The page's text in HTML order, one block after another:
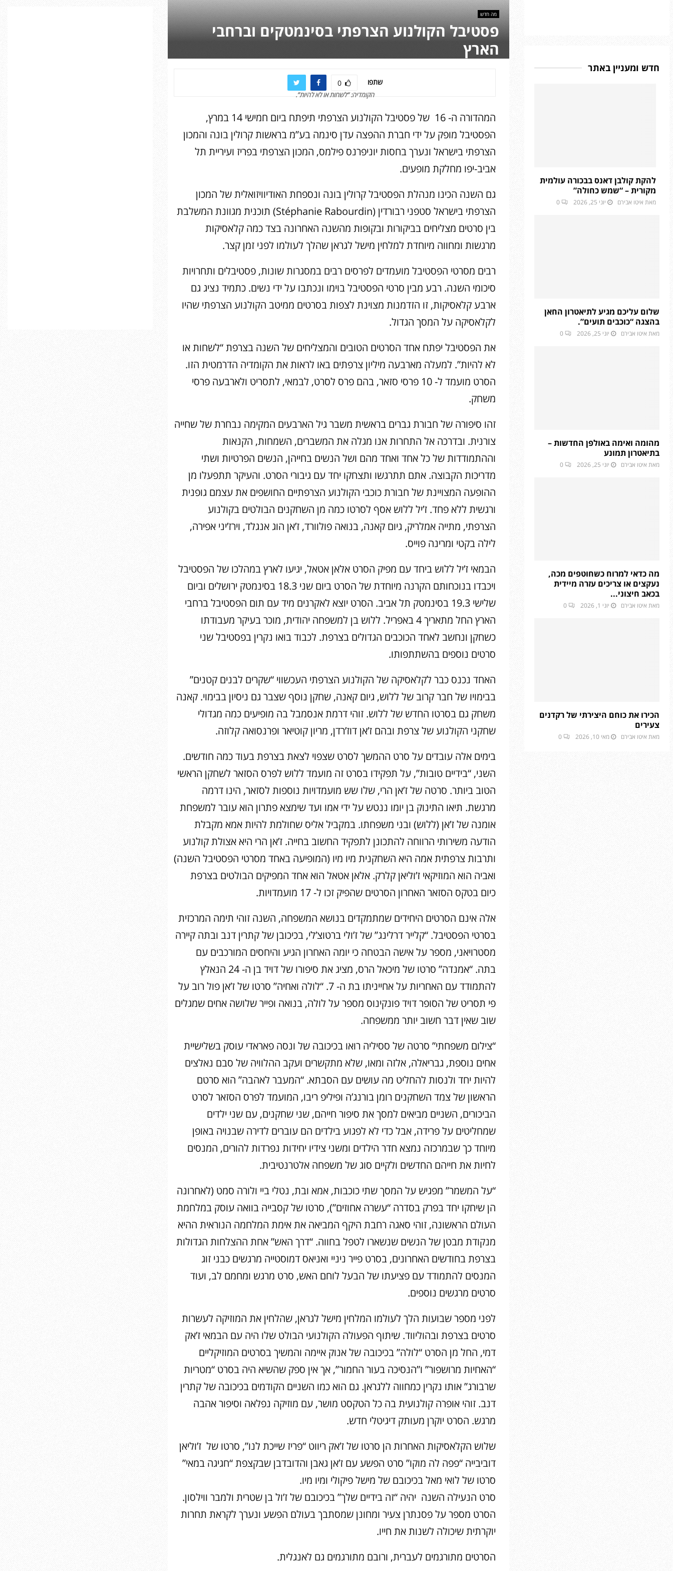
מה חדש
פסטיבל הקולנוע הצרפתי בסינמטקים וברחבי
הארץ
שתפו 0
הקומדיה: “לשחות או לא להיות”.
המהדורה ה- 16 של פסטיבל הקולנוע הצרפתי תיפתח ביום חמישי 14 במרץ,
הפסטיבל מופק על ידי חברת ההפצה עדן סינמה בע”מ בראשות קרולין בונה והמכון
הצרפתי בישראל ונערך בחסות יוניפרנס פילמס, המכון הצרפתי בפריז ועיריית תל
אביב-יפו מחלקת מופעים.
גם השנה הכינו מנהלת הפסטיבל קרולין בונה ונספחת האודיוויזואלית של המכון
הצרפתי בישראל סטפני רבורדין (Stéphanie Rabourdin) תוכנית מגוונת המשלבת
בין סרטים מצליחים בביקורות ובקופות מהשנה האחרונה בצד כמה קלאסיקות
מרגשות ומחווה מיוחדת למלחין מישל לגראן שהלך לעולמו לפני זמן קצר.
רבים מסרטי הפסטיבל מועמדים לפרסים רבים במסגרות שונות, פסטיבלים ותחרויות
סיכומי השנה. רבע מבין סרטי הפסטיבל בוימו ונכתבו על ידי נשים. כתמיד נציג גם
ארבע קלאסיקות, זו הזדמנות מצוינת לצפות בסרטים ממיטב הקולנוע הצרפתי שהיו
לקלאסיקה על המסך הגדול.
את הפסטיבל יפתח אחד הסרטים הטובים והמצליחים של השנה בצרפת “לשחות או
לא להיות”. למעלה מארבעה מיליון צרפתים באו לראות את הקומדיה הדרמטית הזו.
הסרט מועמד ל- 10 פרסי סזאר, בהם פרס לסרט, לבמאי, לתסריט ולארבעה פרסי
משחק.
זהו סיפורה של חבורת גברים בראשית משבר גיל הארבעים המקימה נבחרת של שחייה
צורנית. ובדרכה אל התחרות אנו מגלה את המשברים, השמחות, הקנאות
וההתמודדות של כל אחד ואחד מהם ושל הנשים בחייהן, הנשים הפרטיות ושתי
מדריכות הקבוצה. אתם תתרגשו ותצחקו יחד עם גיבורי הסרט. והעיקר תתפעלו מן
ההופעה המצויינת של חבורת כוכבי הקולנוע הצרפתיים החושפים את עצמם גופנית
ורגשית ללא פחד. ז’יל ללוש אסף לסרטו כמה מן השחקנים הבולטים בקולנוע
הצרפתי, מתייה אמלריק, גיום קאנה, בנואה פולוורד, ז’אן הוג אנגלד, וירז’יני אפירה,
לילה בקטי ומרינה פוייס.
הבמאי ז’יל ללוש ביחד עם מפיק הסרט אלאן אטאל, יגיעו לארץ במהלכו של הפסטיבל
ויכבדו בנוכחותם הקרנה מיוחדת של הסרט ביום שני 18.3 בסינמטק ירושלים וביום
שלישי 19.3 בסינמטק תל אביב. הסרט יוצא לאקרנים מיד עם תום הפסטיבל ברחבי
הארץ החל מתאריך 4 באפריל. ללוש בן למשפחה יהודית, מוכר בעיקר מעבודתו
כשחקן ונחשב לאחד הכוכבים הגדולים בצרפת. לכבוד בואו נקרין בפסטיבל שני
סרטים נוספים בהשתתפותו.
האחד נכנס כבר לקלאסיקה של הקולנוע הצרפתי העכשווי “שקרים לבנים קטנים”
בבימויו של חבר קרוב של ללוש, גיום קאנה, שחקן נוסף שצבר גם ניסיון בבימוי. קאנה
משחק גם בסרטו החדש של ללוש. זוהי דרמת אנסמבל בה מופיעים כמה מגדולי
שחקני הקולנוע של צרפת ובהם ז’אן דוז’רדן, מריון קוטיאר ופרנסואה קלוזה.
בימים אלה עובדים על סרט ההמשך לסרט שצפוי לצאת בצרפת בעוד כמה חודשים.
השני, “בידיים טובות”, על תפקידו בסרט זה מועמד ללוש לפרס הסזאר לשחקן הראשי
הטוב ביותר. סרטה של ז’אן הרי, שלו שש מועמדויות נוספות לסזאר, הינו דרמה
מרגשת. תיאו התינוק בן יומו ננטש על ידי אמו ועד שימצא פתרון הוא עובר למשפחת
אומנה של ז’אן (ללוש) ובני משפחתו. במקביל אליס שחולמת להיות אמא מקבלת
הודעה משירותי הרווחה להתכונן לתפקיד החשוב בחייה. ז’אן הרי היא אצולת קולנוע
ותרבות צרפתית אמה היא השחקנית מיו מיו (המופיעה באחד מסרטי הפסטיבל השנה)
ואביה הוא המוזיקאי ז’וליאן קלרק. אלאן אטאל הוא אחד המפיקים הבולטים בצרפת
כיום בטקס הסזאר האחרון הסרטים שהפיק זכו ל- 17 מועמדויות.
אלה אינם הסרטים היחידים שמתמקדים בנושא המשפחה, השנה זוהי תימה המרכזית
בסרטי הפסטיבל. “קלייר דרלינג” של ז’ולי ברטוצ’לי, בכיכובן של קתרין דנב ובתה קיירה
מסטרויאני, מספר על אישה הבטחה כי יומה האחרון הגיע והיחסים המורכבים עם
בתה. “אמנדה” סרטו של מיכאל הרס, מציג את סיפורו של דויד בן ה- 24 הנאלץ
להתמודד עם האחריות על אחייניתו בת ה- 7. “לולה ואחיה” סרטו של ז’אן פול רוב על
פי תסריט של הסופר דויד פונקינוס מספר על לולה, בנואה ופייר שלושה אחים שמגלים
שוב שאין דבר חשוב יותר ממשפחה.
“צילום משפחתי” סרטה של ססיליה רואו בכיכובה של ונסה פאראדי עוסק בשלישיית
אחים נוספת, גבריאלה, אלזה ומאו, שלא מתקשרים ועקב ההלוויה של סבם נאלצים
להיות יחד ולנסות להחליט מה עושים עם הסבתא. “המעבר לאהבה” הוא סרטם
הראשון של צמד השחקנים רומן בורנג’ה ופיליפ ריבו, המועמד לפרס הסזאר לסרט
הביכורים, השניים מביאים למסך את סיפור חייהם, שני שחקנים, עם שני ילדים
שמחליטים על פרידה, אבל כדי לא לפגוע בילדים הם עוברים לדירה שבנויה באופן
מיוחד כך שבמרכזה נמצא חדר הילדים ומשני צידיו יחידות נפרדות להורים, המנסים
לחיות את חייהם החדשים ולקיים סוג של משפחה אלטרנטיבית.
“על המשמר” מפגיש על המסך שתי כוכבות, אמא ובת, נטלי ביי ולורה סמט (לאחרונה
הן שיחקו יחד בפרק בסדרה “עשרה אחוזים”), סרטו של קסבייה בוואה עוסק במלחמת
העולם הראשונה, זוהי סאגה רחבת היקף המביאה את אימת המלחמה הנוראית ההיא
מנקודת מבטן של הנשים שנשארו לטפל בחווה. “דרך האש” אחת ההצלחות הגדולות
בצרפת בחודשים האחרונים, בסרט פייר ניניי ואניאס דמוסטייה מרגשים כבני זוג
המנסים להתמודד עם פציעתו של הבעל לוחם האש, סרט מרגש ומחמם לב, ועוד
סרטים מרגשים נוספים.
לפני מספר שבועות הלך לעולמו המלחין מישל לגראן, שהלחין את המוזיקה לעשרות
סרטים בצרפת ובהוליווד. שיתוף הפעולה הקולנועי הבולט שלו היה עם הבמאי ז’אק
דמי, החל מן הסרט “לולה” בכיכובה של אנוק איימה והמשיך בסרטים המוזיקליים
“האחיות מרושפור” ו”הנסיכה בעור החמור”, אך אין ספק שהשיא היה בסרט “מטריות
שרבורג” אותו נקרין כמחווה ללגראן. גם הוא כמו השניים הקודמים בכיכובה של קתרין
דנב. זוהי אופרה קולנועית בה כל הטקסט מושר, עם מוזיקה נפלאה וסיפור אהבה
מרגש. הסרט יוקרן מעותק דיגיטלי חדש.
שלוש הקלאסיקות האחרות הן סרטו של ז’אק ריווט “פריז שייכת לנו”, סרטו של ז’וליאן
דוביבייה “פפה לה מוקו” סרט הפשע עם ז’אן גאבן והדובדבן שבקצפת “חגיגה במאי”
סרטו של לואי מאל בכיכובם של מישל פיקולי ומיו מיו.
סרט הנעילה השנה יהיה “זה בידיים שלך” בכיכובם של ז’ול בן שטרית ולמבר ווילסון.
הסרט מספר על פסנתרן צעיר ומחונן שמסתבך בעולם הפשע ונערך לקראת תחרות
יוקרתית שיכולה לשנות את חייו.
הסרטים מתורגמים לעברית, ורובם מתורגמים גם לאנגלית.
חדש ומעניין באתר
להקת קולבן דאנס בבכורה עולמית
מקורית – “שמש כחולה”
מאת איטו אבירם יוני 25, 2026 0
שלום עליכם מגיע לתיאטרון החאן
בהצגה “כוכבים תועים”.
מאת איטו אבירם יוני 25, 2026 0
מהומה ואימה באולפן החדשות –
בתיאטרון תמונע
מאת איטו אבירם יוני 25, 2026 0
מה כדאי למרוח כשחוטפים מכה,
נעקצים או צריכים עזרה מיידית
בכאב חיצוני...
מאת איטו אבירם יוני 1, 2026 0
הכירו את כוחם היצירתי של רקדנים
צעירים
מאת איטו אבירם מאי 10, 2026 0